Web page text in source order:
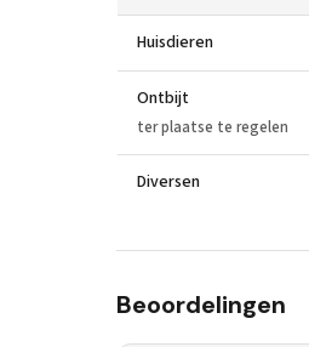
Huisdieren
Ontbijt
ter plaatse te regelen
Diversen
Beoordelingen